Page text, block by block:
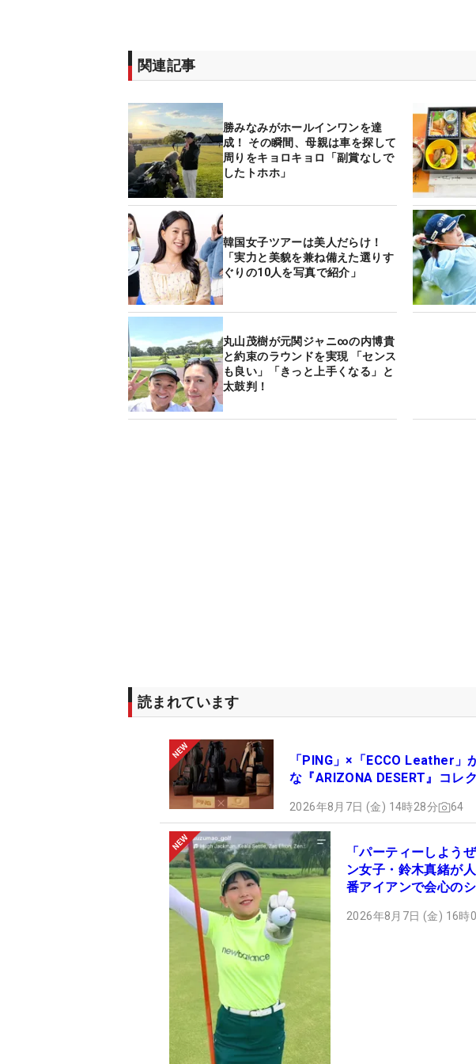
関連記事
勝みなみがホールインワンを達
成！ その瞬間、母親は車を探して
周りをキョロキョロ「副賞なしで
したトホホ」
韓国女子ツアーは美人だらけ！
「実力と美貌を兼ね備えた選りす
ぐりの10人を写真で紹介」
丸山茂樹が元関ジャニ∞の内博貴
と約束のラウンドを実現 「センス
も良い」「きっと上手くなる」と
太鼓判！
読まれています
「PING」×「ECCO Leather
な『ARIZONA DESERT』コレ
2026年8月7日 (金) 14時28分 64
「パーティーしよう
ン女子・鈴木真緒が
番アイアンで会心の
2026年8月7日 (金) 16時